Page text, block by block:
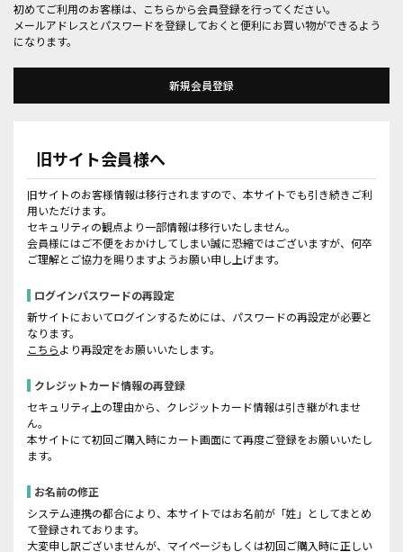
初めてご利用のお客様は、こちらから会員登録を行ってください。
メールアドレスとパスワードを登録しておくと便利にお買い物ができるよう
になります。
旧サイト会員様へ
旧サイトのお客様情報は移行されますので、本サイトでも引き続きご利
用いただけます。
セキュリティの観点より一部情報は移行いたしません。
会員様にはご不便をおかけしてしまい誠に恐縮ではございますが、何卒
ご理解とご協力を賜りますようお願い申し上げます。
ログインパスワードの再設定
新サイトにおいてログインするためには、パスワードの再設定が必要と
なります。
こちらより再設定をお願いいたします。
クレジットカード情報の再登録
セキュリティ上の理由から、クレジットカード情報は引き継がれませ
ん。
本サイトにて初回ご購入時にカート画面にて再度ご登録をお願いいたし
ます。
お名前の修正
システム連携の都合により、本サイトではお名前が「姓」としてまとめ
て登録されております。
大変申し訳ございませんが、マイページもしくは初回ご購入時に正しい